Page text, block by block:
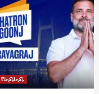
ଅନ୍ୟାନ୍ୟ